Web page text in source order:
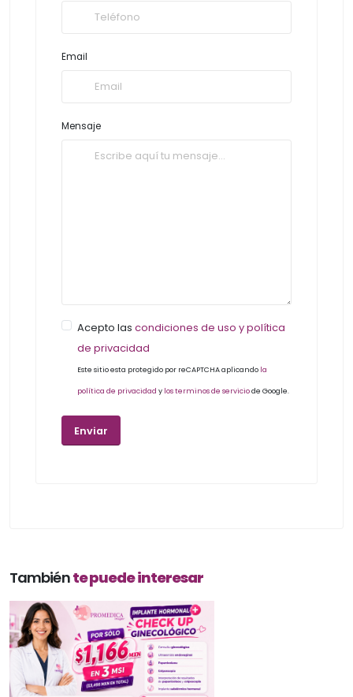
Email
Mensaje
Acepto las condiciones de uso y política
de privacidad
Este sitio esta protegido por reCAPTCHA aplicando la
política de privacidad y los terminos de serviciode Google.
Tambiénte puede interesar